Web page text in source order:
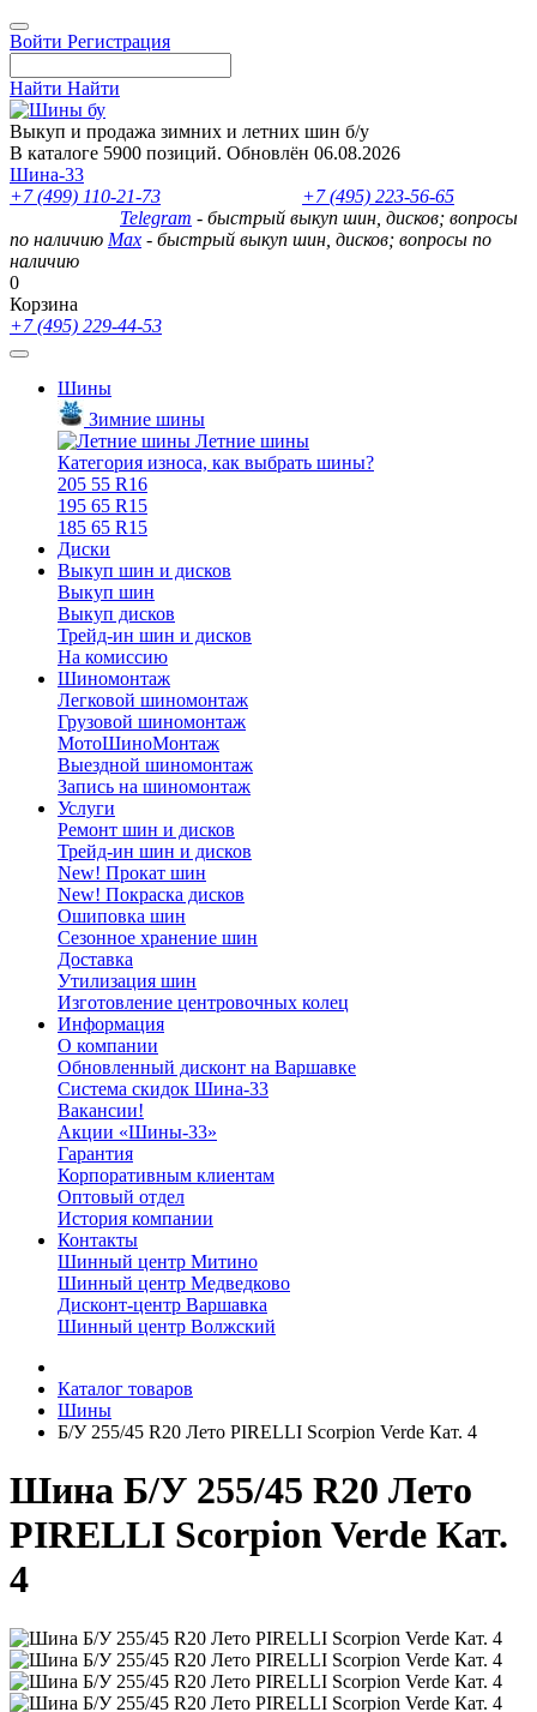
Войти Регистрация
Найти Найти
Выкуп и продажа зимних и летних шин б/у
В каталоге 5900 позиций. Обновлён 06.08.2026
Шина-33
+7 (499) 110-21-73
+7 (495) 223-56-65
Telegram - быстрый выкуп шин, дисков; вопросы
по наличию Max - быстрый выкуп шин, дисков; вопросы по
наличию
0
Корзина
+7 (495) 229-44-53
Шины
Зимние шины
Летние шины
Категория износа, как выбрать шины?
205 55 R16
195 65 R15
185 65 R15
Диски
Выкуп шин и дисков
Выкуп шин
Выкуп дисков
Трейд-ин шин и дисков
На комиссию
Шиномонтаж
Легковой шиномонтаж
Грузовой шиномонтаж
МотоШиноМонтаж
Выездной шиномонтаж
Запись на шиномонтаж
Услуги
Ремонт шин и дисков
Трейд-ин шин и дисков
New! Прокат шин
New! Покраска дисков
Ошиповка шин
Сезонное хранение шин
Доставка
Утилизация шин
Изготовление центровочных колец
Информация
О компании
Обновленный дисконт на Варшавке
Система скидок Шина-33
Вакансии!
Акции «Шины-33»
Гарантия
Корпоративным клиентам
Оптовый отдел
История компании
Контакты
Шинный центр Митино
Шинный центр Медведково
Дисконт-центр Варшавка
Шинный центр Волжский
Каталог товаров
Шины
Б/У 255/45 R20 Лето PIRELLI Scorpion Verde Кат. 4
Шина Б/У 255/45 R20 Лето
PIRELLI Scorpion Verde Кат.
4